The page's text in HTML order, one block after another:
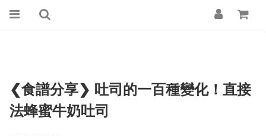
❮食譜分享❯ 吐司的一百種變化！直接
法蜂蜜牛奶吐司